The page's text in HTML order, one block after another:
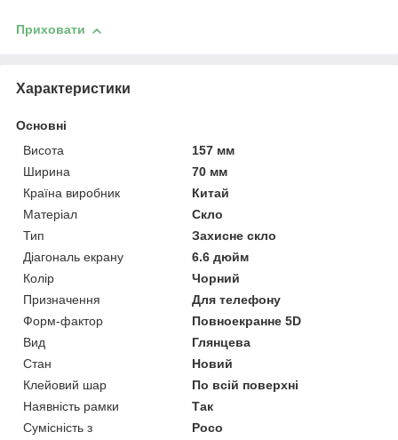
Приховати
Характеристики
Основні
Висота
157 мм
Ширина
70 мм
Країна виробник
Китай
Матеріал
Скло
Тип
Захисне скло
Діагональ екрану
6.6 дюйм
Колір
Чорний
Призначення
Для телефону
Форм-фактор
Повноекранне 5D
Вид
Глянцева
Стан
Новий
Клейовий шар
По всій поверхні
Наявність рамки
Так
Сумісність з
Poco